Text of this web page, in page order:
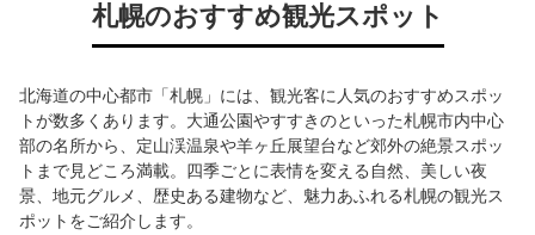
札幌のおすすめ観光スポット
北海道の中心都市「札幌」には、観光客に人気のおすすめスポッ
トが数多くあります。大通公園やすすきのといった札幌市内中心
部の名所から、定山渓温泉や羊ヶ丘展望台など郊外の絶景スポッ
トまで見どころ満載。四季ごとに表情を変える自然、美しい夜
景、地元グルメ、歴史ある建物など、魅力あふれる札幌の観光ス
ポットをご紹介します。